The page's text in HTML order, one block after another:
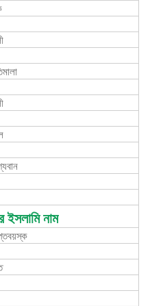
ইসলামি নাম